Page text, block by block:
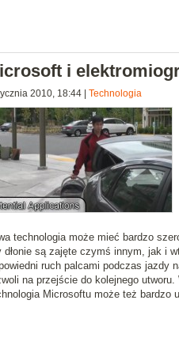
i
2010, 18:44| Technologia
technologia może mieć bardzo
dłonie są zajęte czymś innym, jak i
ruch palcami podczas jazdy
na przejście do kolejnego
Microsoftu może też bardzo